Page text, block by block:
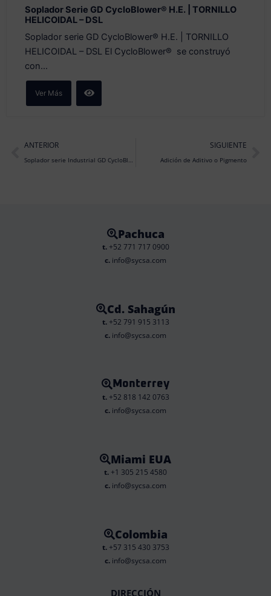
Soplador Serie GD CycloBlower® H.E. | TORNILLO
HELICOIDAL – DSL
Soplador serie GD CycloBlower® H.E. | TORNILLO
HELICOIDAL – DSL El CycloBlower® se construyó
con...
Ver Más
Prev
ANTERIOR
Soplador serie Industrial GD CycloBlower® │TORNILLO HELICOIDAL – DSL
SIGUIENTE
Adición de Aditivo o Pigmento
Pachuca
t.+52 771 717 0900
c. info@sycsa.com
Cd. Sahagún
t.+52 791 915 3113
c. info@sycsa.com
Monterrey
t.+52 818 142 0763
c. info@sycsa.com
Miami EUA
t. +1 305 215 4580
c. info@sycsa.com
Colombia
t.+57 315 430 3753
c. info@sycsa.com
DIRECCIÓN